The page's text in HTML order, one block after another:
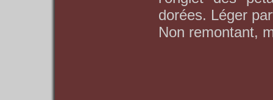
dorées. Léger
Non remontant,